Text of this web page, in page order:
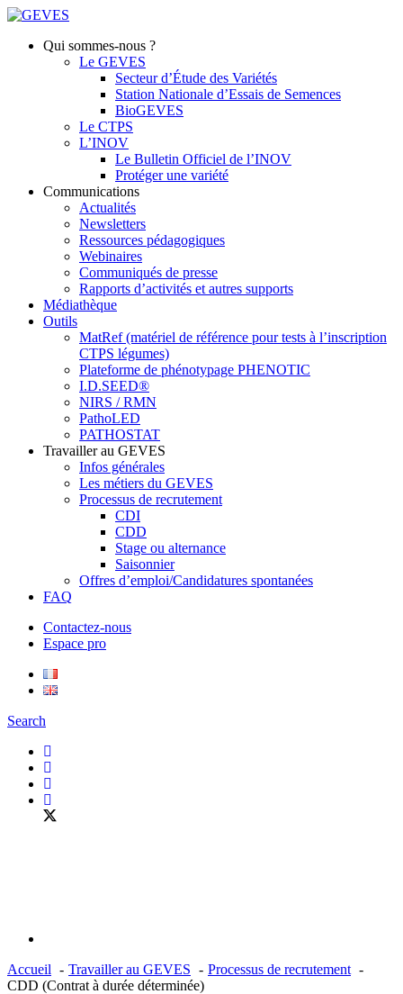
Qui sommes-nous ?
Le GEVES
Secteur d’Étude des Variétés
Station Nationale d’Essais de Semences
BioGEVES
Le CTPS
L’INOV
Le Bulletin Officiel de l’INOV
Protéger une variété
Communications
Actualités
Newsletters
Ressources pédagogiques
Webinaires
Communiqués de presse
Rapports d’activités et autres supports
Médiathèque
Outils
MatRef (matériel de référence pour tests à l’inscription
CTPS légumes)
Plateforme de phénotypage PHENOTIC
I.D.SEED®
NIRS / RMN
PathoLED
PATHOSTAT
Travailler au GEVES
Infos générales
Les métiers du GEVES
Processus de recrutement
CDI
CDD
Stage ou alternance
Saisonnier
Offres d’emploi/Candidatures spontanées
FAQ
Contactez-nous
Espace pro
Search
Accueil Travailler au GEVES
Processus de recrutement
CDD (Contrat à durée déterminée)